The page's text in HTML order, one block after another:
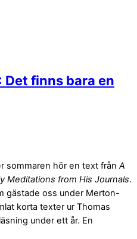
Det finns bara en
sommaren hör en text från A
Meditations from His Journals.
gästade oss under Merton-
korta texter ur Thomas
under ett år. En